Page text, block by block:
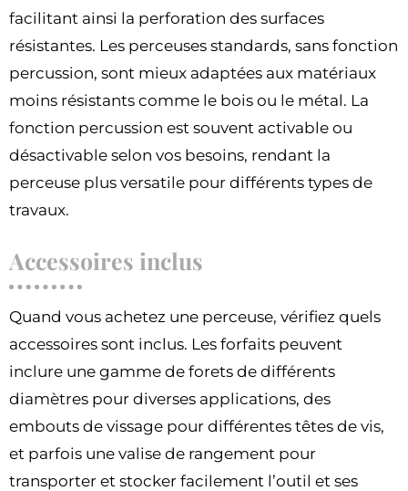
facilitant ainsi la perforation des surfaces
résistantes. Les perceuses standards, sans fonction
percussion, sont mieux adaptées aux matériaux
moins résistants comme le bois ou le métal. La
fonction percussion est souvent activable ou
désactivable selon vos besoins, rendant la
perceuse plus versatile pour différents types de
travaux.
Accessoires inclus
Quand vous achetez une perceuse, vérifiez quels
accessoires sont inclus. Les forfaits peuvent
inclure une gamme de forets de différents
diamètres pour diverses applications, des
embouts de vissage pour différentes têtes de vis,
et parfois une valise de rangement pour
transporter et stocker facilement l’outil et ses